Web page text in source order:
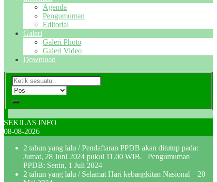
Agenda
Pengumuman
Editorial
Galeri
Galeri Photo
Galeri Video
Download
SEKILAS INFO
08-08-2026
2 tahun yang lalu / Pendaftaran PPDB akan ditutup pada:
Jumat, 28 Juni 2024 pukul 11.00 WIB. Pengumuman
PPDB: Senin, 1 Juli 2024
2 tahun yang lalu / Selamat Hari kebangkitan Nasional – 20